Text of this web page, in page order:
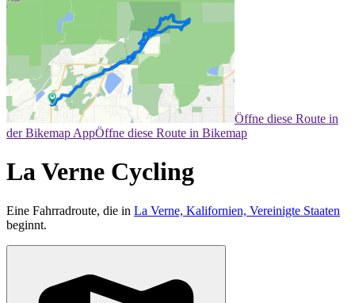
Öffne diese Route in
der Bikemap AppÖffne diese Route in Bikemap
La Verne Cycling
Eine Fahrradroute, die in La Verne, Kalifornien, Vereinigte Staaten
beginnt.